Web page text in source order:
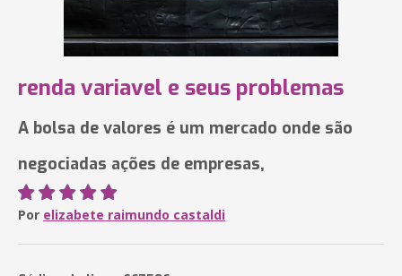
renda variavel e seus problemas
A bolsa de valores é um mercado onde são
negociadas ações de empresas,
Por elizabete raimundo castaldi